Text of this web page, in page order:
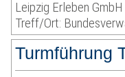
Leipzig Erleben GmbH
Treff/Ort:
Turmführung